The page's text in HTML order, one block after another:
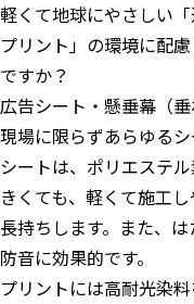
軽くて地球にやさしい
プリント」の環境に配
ですか？
広告シート・懸垂幕（
現場に限らずあらゆる
シートは、ポリエステ
きくても、軽くて施工
長持ちします。また、
防音に効果的です。
プリントには高耐光染